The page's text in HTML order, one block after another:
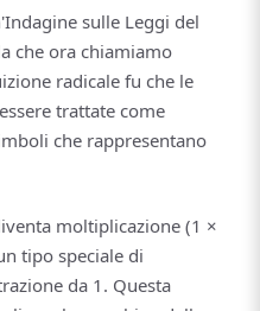
sulle Leggi del
che ora chiamiamo
radicale fu che le
trattate come
che rappresentano
moltiplicazione (1 ×
tipo speciale di
da 1. Questa